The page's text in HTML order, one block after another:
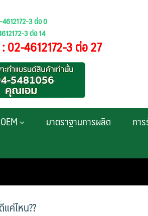
3 ต่อ 0
3 ต่อ 14
02-4612172-3 ต่อ 27
มาตราฐานการผลิต กา
ค่ไหน??